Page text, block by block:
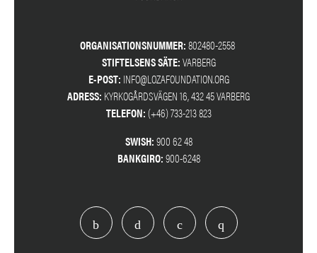
ORGANISATIONSNUMMER:802480-2558
STIFTELSENS SÄTE:VARBERG
E-POST: INFO@LOZAFOUNDATION.ORG
ADRESS: KYRKOGÅRDSVÄGEN 16, 432 45 VARBERG
TELEFON:(+46) 733-213 823
SWISH:900 62 48
BANKGIRO:900-6248